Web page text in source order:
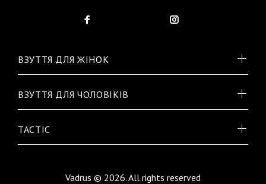
ВЗУТТЯ ДЛЯ ЖІНОК
ВЗУТТЯ ДЛЯ ЧОЛОВІКІВ
TACTIC
Vadrus © 2026. All rights reserved